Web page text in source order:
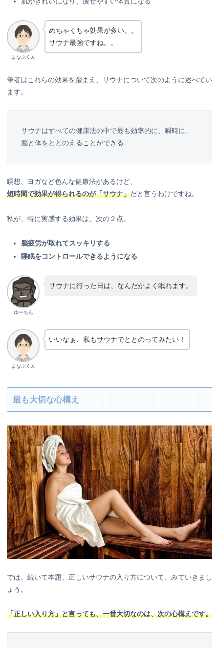
まなぶくん
めちゃくちゃ効果が多い。。
サウナ最強ですね。。
筆者はこれらの効果を踏まえ、サウナについて次のように述べてい
ます。
サウナはすべての健康法の中で最も効率的に、瞬時に、
脳と体をととのえることができる
瞑想、ヨガなど色んな健康法があるけど、
短時間で効果が得られるのが「サウナ」だと言うわけですね。
私が、特に実感する効果は、次の２点。
脳疲労が取れてスッキリする
睡眠をコントロールできるようになる
ゆーちん
サウナに行った日は、なんだかよく眠れます。
まなぶくん
いいなぁ、私もサウナでととのってみたい！
最も大切な心構え
では、続いて本題、正しいサウナの入り方について、みていきまし
ょう。
「正しい入り方」と言っても、一番大切なのは、次の心構えです。